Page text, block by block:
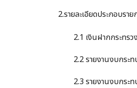
2.รายละเอียดประกอบร
2.1 เงินฝากกระทร
2.2 รายงานงบกระ
2.3 รายงานงบกระ